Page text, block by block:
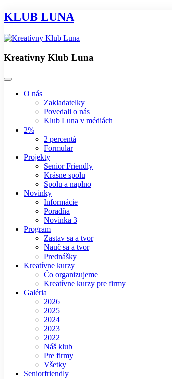
KLUB LUNA
Kreatívny Klub Luna
O nás
Zakladatelky
Povedali o nás
Klub Luna v médiách
2%
2 percentá
Formular
Projekty
Senior Friendly
Krásne spolu
Spolu a naplno
Novinky
Informácie
Poradňa
Novinka 3
Program
Zastav sa a tvor
Nauč sa a tvor
Prednášky
Kreatívne kurzy
Čo organizujeme
Kreatívne kurzy pre firmy
Galéria
2026
2025
2024
2023
2022
Náš klub
Pre firmy
Všetky
Seniorfriendly